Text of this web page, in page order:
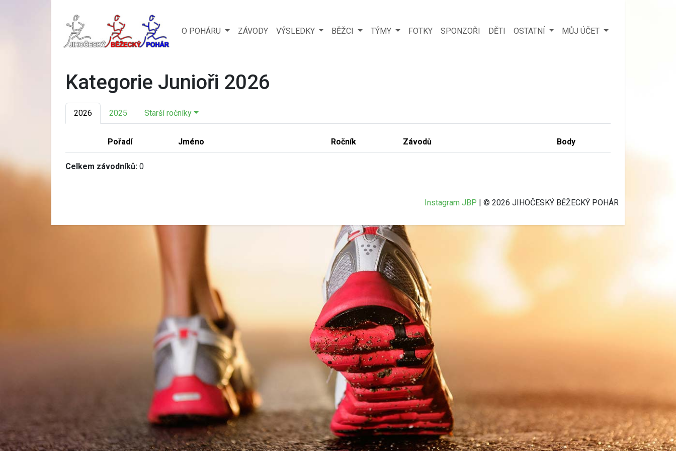
O POHÁRU ZÁVODY VÝSLEDKY BĚŽCI TÝMY FOTKY SPONZOŘI DĚTI OSTATNÍ MŮJ ÚČET
Kategorie Junioři 2026
2026 2025 Starší ročníky
Pořadí Jméno Ročník Závodů Body
Celkem závodníků: 0
Instagram JBP | © 2026 JIHOČESKÝ BĚŽECKÝ POHÁR